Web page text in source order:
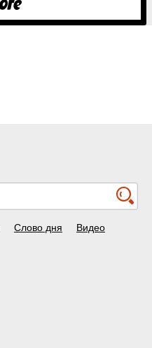
Слово дня Видео